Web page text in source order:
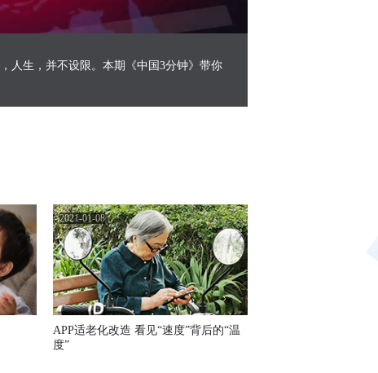
Picture-
Picture
人生，并不设限。本期《中国3分钟》带你
2021-01-08
APP适老化改造 看见“速度”背后的“温
度”